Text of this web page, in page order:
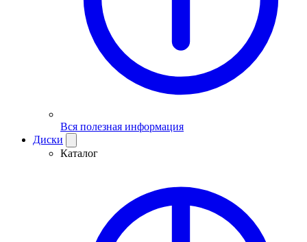
Вся полезная информация
Диски
Каталог